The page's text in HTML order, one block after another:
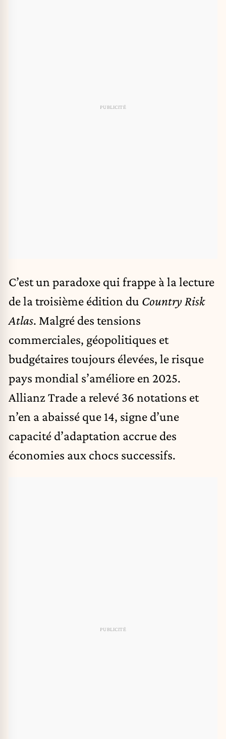
C’est un paradoxe qui frappe à la lecture
de la troisième édition du Country Risk
Atlas. Malgré des tensions
commerciales, géopolitiques et
budgétaires toujours élevées, le risque
pays mondial s’améliore en 2025.
Allianz Trade a relevé 36 notations et
n’en a abaissé que 14, signe d’une
capacité d’adaptation accrue des
économies aux chocs successifs.